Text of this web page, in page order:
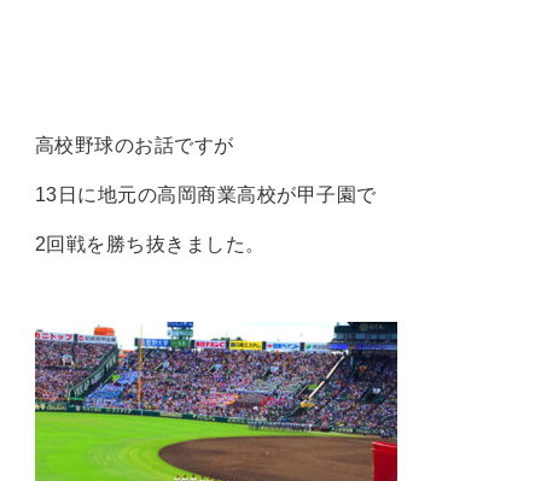
高校野球のお話ですが
13日に地元の高岡商業高校が甲子園で
2回戦を勝ち抜きました。